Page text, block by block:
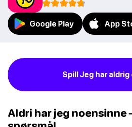
Google Play App
Spill Jeg har aldrig
Aldri har jeg noensinne